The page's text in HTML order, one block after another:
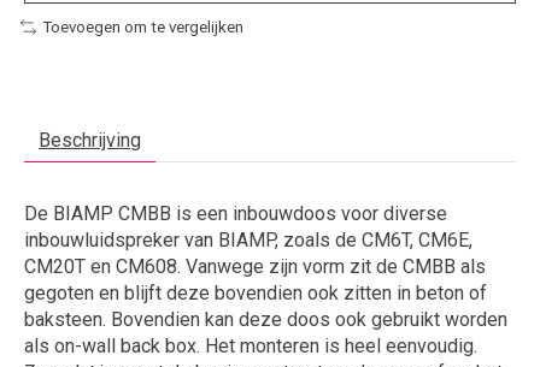
Toevoegen om te vergelijken
Beschrijving
De BIAMP CMBB is een inbouwdoos voor diverse
inbouwluidspreker van BIAMP, zoals de CM6T, CM6E,
CM20T en CM608. Vanwege zijn vorm zit de CMBB als
gegoten en blijft deze bovendien ook zitten in beton of
baksteen. Bovendien kan deze doos ook gebruikt worden
als on-wall back box. Het monteren is heel eenvoudig.